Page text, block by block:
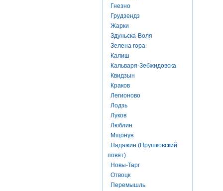
Гнезно
Грудзендз
Жарки
Здуньска-Воля
Зелена гора
Калиш
Кальваря-Зебжидовска
Квидзын
Краков
Легионово
Лодзь
Луков
Люблин
Мщонув
Надажин (Прушковский
повят)
Новы-Тарг
Отвоцк
Перемышль